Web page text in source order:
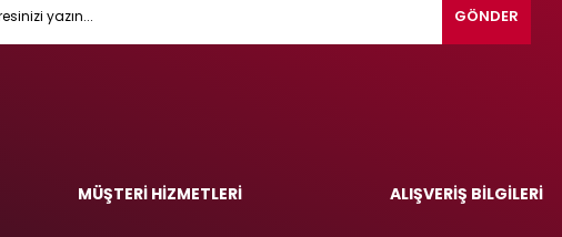
GÖNDER
MÜŞTERİ HİZMETLERİ ALIŞVERİŞ BİLGİLERİ